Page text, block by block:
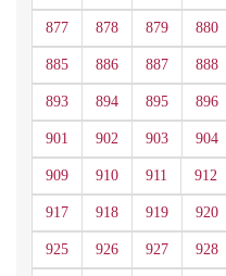
877 878 879 880
885 886 887 888
893 894 895 896
901 902 903 904
909 910 911 912
917 918 919 920
925 926 927 928